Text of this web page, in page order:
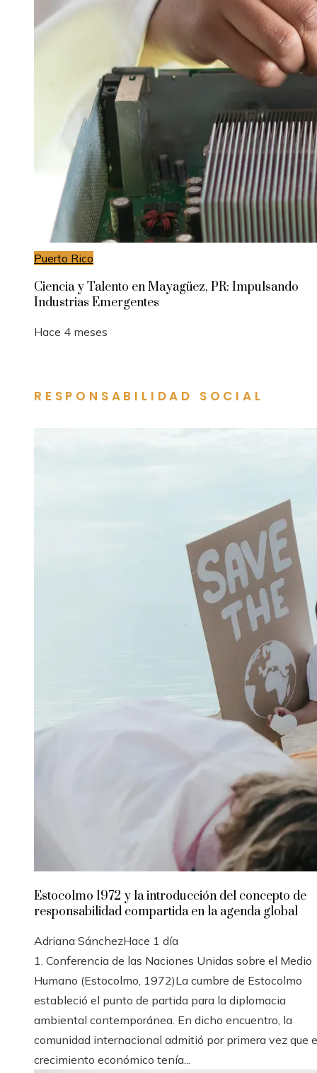
Puerto Rico
Ciencia y Talento en Mayagüez, PR: Impulsando
Industrias Emergentes
Hace 4 meses
RESPONSABILIDAD SOCIAL
Estocolmo 1972 y la introducción del concepto de
responsabilidad compartida en la agenda global
Adriana SánchezHace 1 día
1. Conferencia de las Naciones Unidas sobre el Medio
Humano (Estocolmo, 1972)La cumbre de Estocolmo
estableció el punto de partida para la diplomacia
ambiental contemporánea. En dicho encuentro, la
comunidad internacional admitió por primera vez que
crecimiento económico tenía...